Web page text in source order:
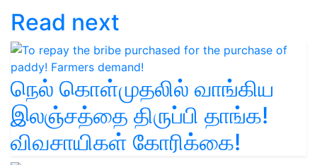
Read next
நெல் கொள்முதலில் வாங்கிய
இலஞ்சத்தை திருப்பி தாங்க!
விவசாயிகள் கோரிக்கை!